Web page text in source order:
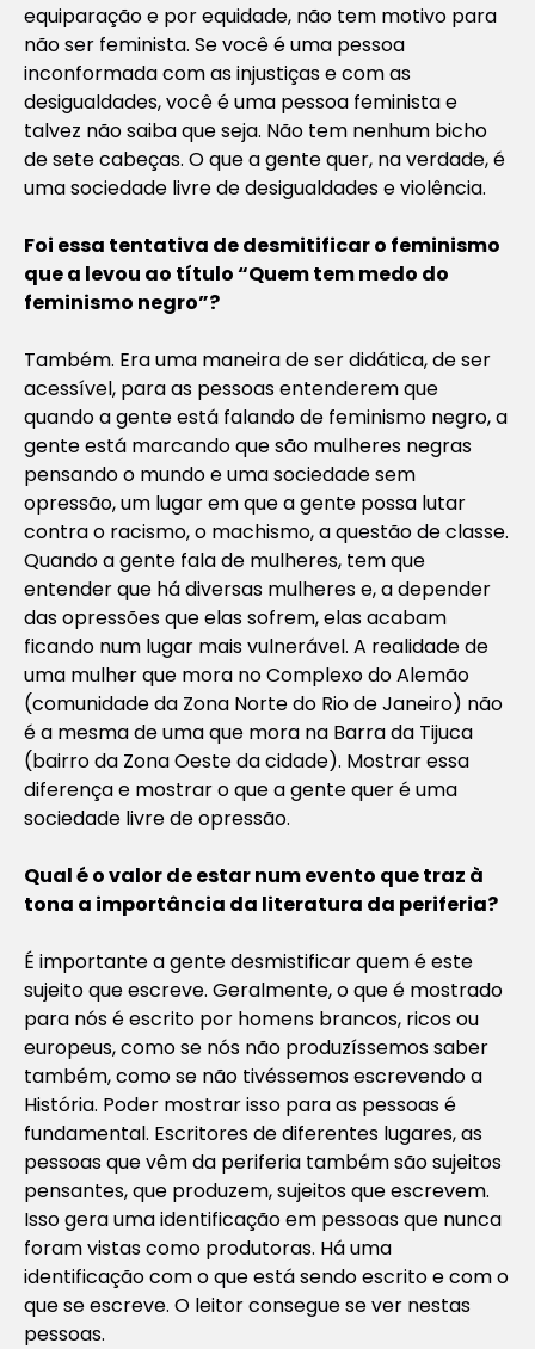
equiparação e por equidade, não tem motivo para
não ser feminista. Se você é uma pessoa
inconformada com as injustiças e com as
desigualdades, você é uma pessoa feminista e
talvez não saiba que seja. Não tem nenhum bicho
de sete cabeças. O que a gente quer, na verdade, é
uma sociedade livre de desigualdades e violência.
Foi essa tentativa de desmitificar o feminismo
que a levou ao título “Quem tem medo do
feminismo negro”?
Também. Era uma maneira de ser didática, de ser
acessível, para as pessoas entenderem que
quando a gente está falando de feminismo negro, a
gente está marcando que são mulheres negras
pensando o mundo e uma sociedade sem
opressão, um lugar em que a gente possa lutar
contra o racismo, o machismo, a questão de classe.
Quando a gente fala de mulheres, tem que
entender que há diversas mulheres e, a depender
das opressões que elas sofrem, elas acabam
ficando num lugar mais vulnerável. A realidade de
uma mulher que mora no Complexo do Alemão
(comunidade da Zona Norte do Rio de Janeiro) não
é a mesma de uma que mora na Barra da Tijuca
(bairro da Zona Oeste da cidade). Mostrar essa
diferença e mostrar o que a gente quer é uma
sociedade livre de opressão.
Qual é o valor de estar num evento que traz à
tona a importância da literatura da periferia?
É importante a gente desmistificar quem é este
sujeito que escreve. Geralmente, o que é mostrado
para nós é escrito por homens brancos, ricos ou
europeus, como se nós não produzíssemos saber
também, como se não tivéssemos escrevendo a
História. Poder mostrar isso para as pessoas é
fundamental. Escritores de diferentes lugares, as
pessoas que vêm da periferia também são sujeitos
pensantes, que produzem, sujeitos que escrevem.
Isso gera uma identificação em pessoas que nunca
foram vistas como produtoras. Há uma
identificação com o que está sendo escrito e com o
que se escreve. O leitor consegue se ver nestas
pessoas.